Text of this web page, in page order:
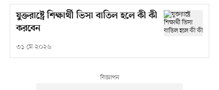
যুক্তরাষ্ট্রে শিক্ষার্থী ভিসা বাতিল হলে কী কী
করবেন
৩১ মে ২০২৬